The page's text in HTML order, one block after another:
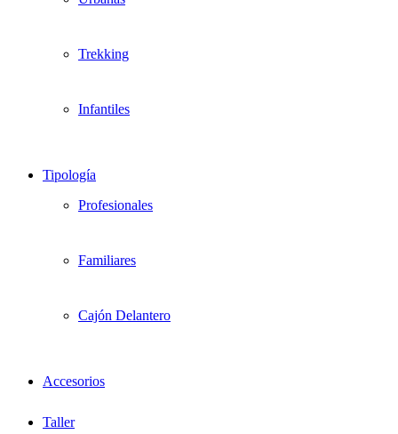
Trekking
Infantiles
Tipología
Profesionales
Familiares
Cajón Delantero
Accesorios
Taller